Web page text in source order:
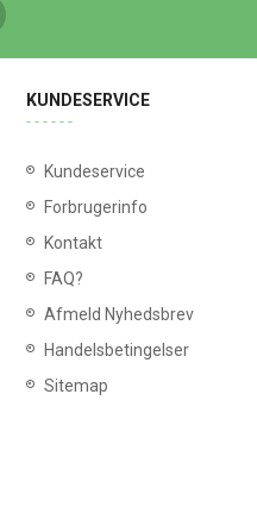
KUNDESERVICE
Kundeservice
Forbrugerinfo
Kontakt
FAQ?
Afmeld Nyhedsbrev
Handelsbetingelser
Sitemap